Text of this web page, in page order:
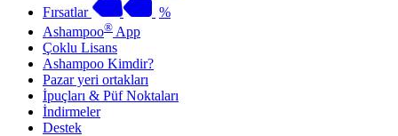
Fırsatlar
%
Ashampoo® App
Çoklu Lisans
Ashampoo Kimdir?
Pazar yeri ortakları
İpuçları & Püf Noktaları
İndirmeler
Destek